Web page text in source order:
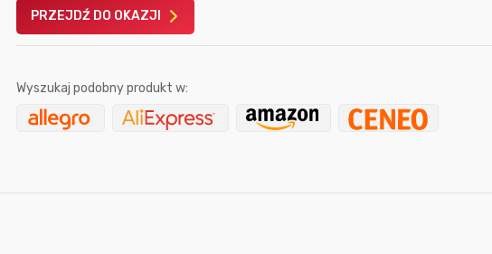
PRZEJDŹ DO OKAZJI
Wyszukaj podobny produkt w:
Allegro 150zł
W poprzednim